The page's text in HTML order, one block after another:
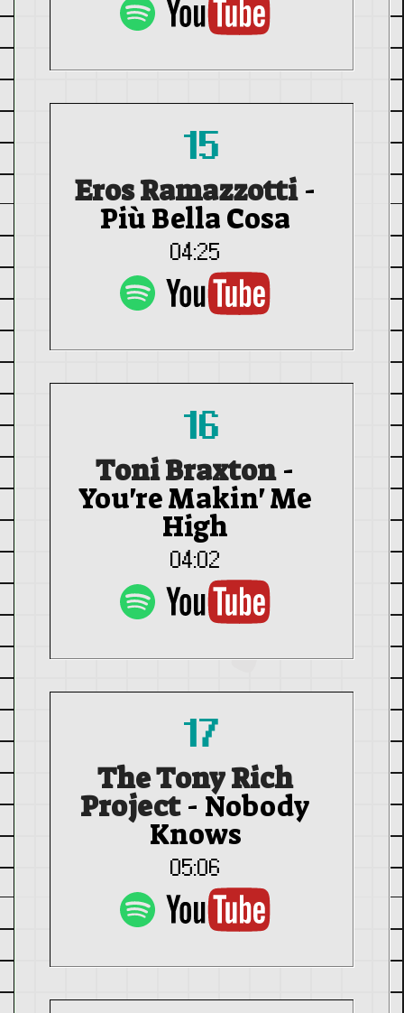
15
Eros Ramazzotti -
Più Bella Cosa
04:25
16
Toni Braxton -
You're Makin' Me
High
04:02
17
The Tony Rich
Project - Nobody
Knows
05:06